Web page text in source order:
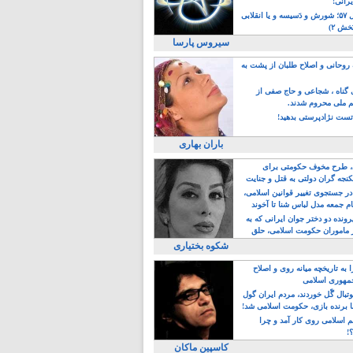
رویداد سال ۵۷؛ شورش و دَسیسه و یا انقلابی
۲)
سیروس پارسا
و اصلاح طلبان از پشت به
گناه ، شجاعی و حاج صفی از
ملی محروم شدند.
نژادپرستی بدهید!
باران بهاری
مخوف حکومتی برای
گران دولتی به قتل و جنایت
جستجوی تغییر قوانین اسلامی،
جمعه مدل لباس شنا تا آخوند
دو دختر جوان ایرانی که به
ماموران حکومت اسلامی، حلق
شکوه بختیاری
به تاریخچه میانه روی و اصلاح
اسلامی
گًل خوردند، مردم ایران گول
برنده بازی، حکومت اسلامی شد!
اسلامی روی کار آمد و چرا
کاسپین ماکان